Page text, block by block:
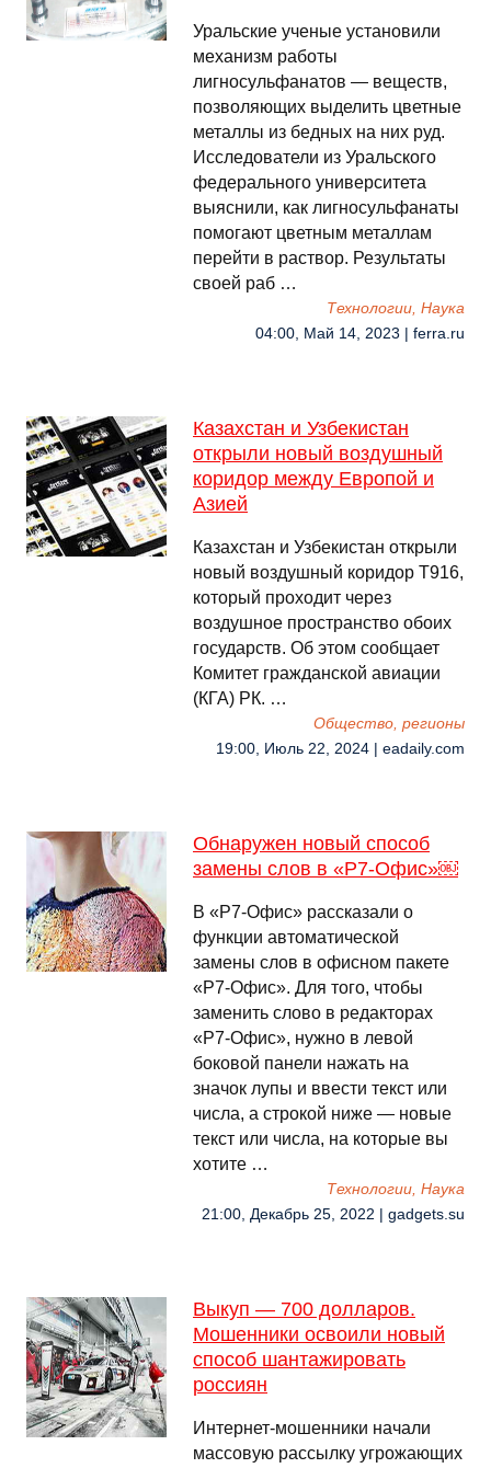
Уральские ученые установили
механизм работы
лигносульфанатов — веществ,
позволяющих выделить цветные
металлы из бедных на них руд.
Исследователи из Уральского
федерального университета
выяснили, как лигносульфанаты
помогают цветным металлам
перейти в раствор. Результаты
своей раб …
Технологии, Наука
04:00, Май 14, 2023 | ferra.ru
Казахстан и Узбекистан
открыли новый воздушный
коридор между Европой и
Азией
Казахстан и Узбекистан открыли
новый воздушный коридор Т916,
который проходит через
воздушное пространство обоих
государств. Об этом сообщает
Комитет гражданской авиации
(КГА) РК. …
Общество, регионы
19:00, Июль 22, 2024 | eadaily.com
Обнаружен новый способ
замены слов в «Р7-Офис»￼
В «Р7-Офис» рассказали о
функции автоматической
замены слов в офисном пакете
«Р7-Офис». Для того, чтобы
заменить слово в редакторах
«Р7-Офис», нужно в левой
боковой панели нажать на
значок лупы и ввести текст или
числа, а строкой ниже — новые
текст или числа, на которые вы
хотите …
Технологии, Наука
21:00, Декабрь 25, 2022 | gadgets.su
Выкуп — 700 долларов.
Мошенники освоили новый
способ шантажировать
россиян
Интернет-мошенники начали
массовую рассылку угрожающих